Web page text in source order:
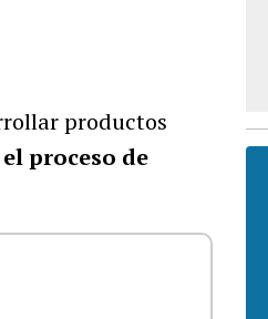
productos
proceso de